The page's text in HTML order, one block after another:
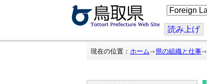
こ
の
ジ
を
翻
読み上げ
現在の位置： ホーム 県の組織と仕事